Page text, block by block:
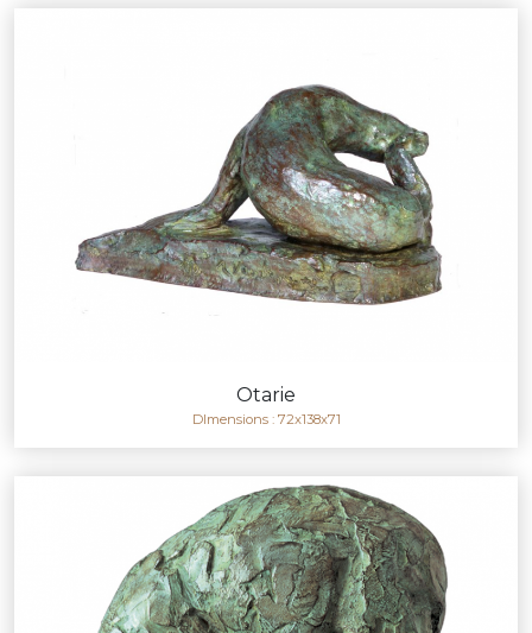
Otarie
DImensions : 72x138x71